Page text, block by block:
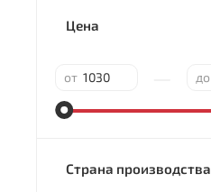
Цена
от до
Страна производства